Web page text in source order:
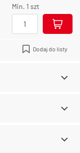
Min. 1 szt
Dodaj do listy